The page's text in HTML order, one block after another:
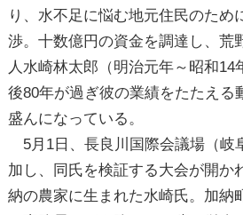
り、水不足に悩む地元住民のため
渉。十数億円の資金を調達し、荒
人水崎林太郎（明治元年～昭和14
後80年が過ぎ彼の業績をたたえる
盛んになっている。
5月1日、長良川国際会議場（岐
加し、同氏を検証する大会が開か
納の農家に生まれた水崎氏。加納